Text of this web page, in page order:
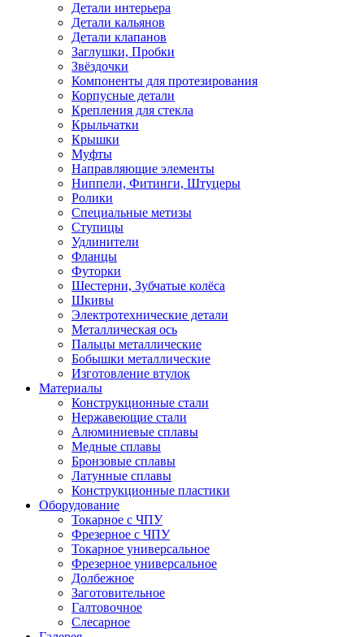
Детали интерьера
Детали кальянов
Детали клапанов
Заглушки, Пробки
Звёздочки
Компоненты для протезирования
Корпусные детали
Крепления для стекла
Крыльчатки
Крышки
Муфты
Направляющие элементы
Ниппели, Фитинги, Штуцеры
Ролики
Специальные метизы
Ступицы
Удлинители
Фланцы
Футорки
Шестерни, Зубчатые колёса
Шкивы
Электротехнические детали
Металлическая ось
Пальцы металлические
Бобышки металлические
Изготовление втулок
Материалы
Конструкционные стали
Нержавеющие стали
Алюминиевые сплавы
Медные сплавы
Бронзовые сплавы
Латунные сплавы
Конструкционные пластики
Оборудование
Токарное c ЧПУ
Фрезерное c ЧПУ
Токарное универсальное
Фрезерное универсальное
Долбежное
Заготовительное
Галтовочное
Слесарное